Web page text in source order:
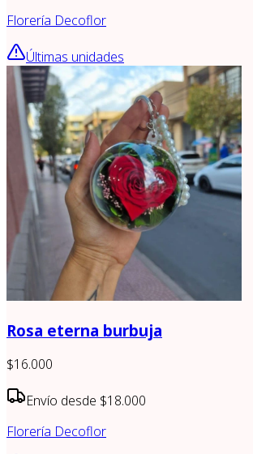
Florería Decoflor
Últimas unidades
Rosa eterna burbuja
$16.000
Envío desde $18.000
Florería Decoflor